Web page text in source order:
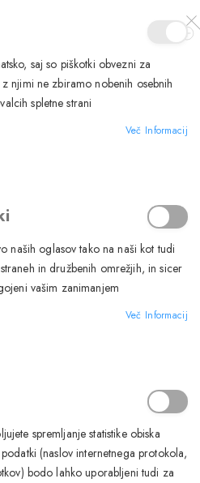
saj so piškotki obvezni za
njimi ne zbiramo nobenih osebnih
spletne strani
Več Informacij
naših oglasov tako na naši kot tudi
in družbenih omrežjih, in sicer
vašim zanimanjem
Več Informacij
spremljanje statistike obiska
(naslov internetnega protokola,
bodo lahko uporabljeni tudi za